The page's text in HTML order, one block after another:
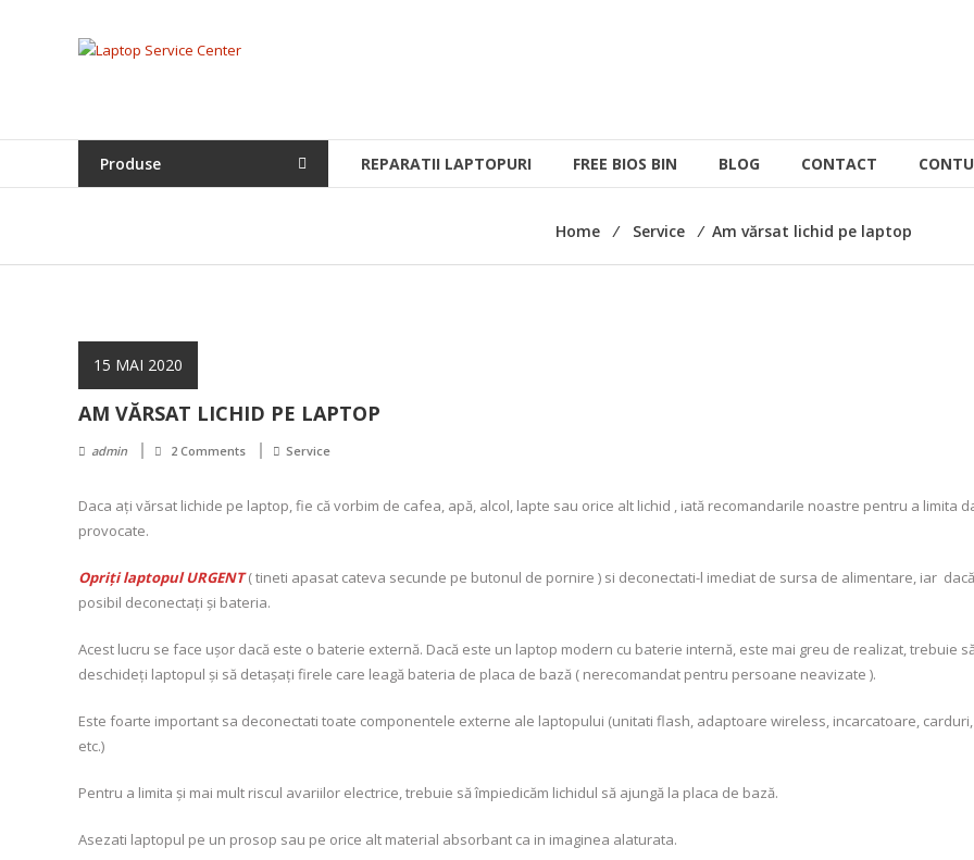
Laptop
Center
Bistrita,
Service
Macbook-
uri
Produse REPARATII LAPTOPURI FREE BIOS BIN BLOG CONTACT
Home ⁄ Service ⁄ Am vărsat lichid pe laptop
15 MAI 2020
AM VĂRSAT LICHID PE LAPTOP
admin 2 Comments Service
Daca ați vărsat lichide pe laptop, fie că vorbim de cafea, apă, alcol, lapte sau orice alt lichid , iată recomandarile noastre pentru a limita
provocate.
Opriți laptopul URGENT( tineti apasat cateva secunde pe butonul de pornire ) si deconectati-l imediat de sursa de alimentare, iar
posibil deconectați și bateria.
Acest lucru se face ușor dacă este o baterie externă. Dacă este un laptop modern cu baterie internă, este mai greu de realizat, trebuie
deschideți laptopul și să detașați firele care leagă bateria de placa de bază ( nerecomandat pentru persoane neavizate ).
Este foarte important sa deconectati toate componentele externe ale laptopului (unitati flash, adaptoare wireless, incarcatoare,
etc.)
Pentru a limita şi mai mult riscul avariilor electrice, trebuie să împiedicăm lichidul să ajungă la placa de bază.
Asezati laptopul pe un prosop sau pe orice alt material absorbant ca in imaginea alaturata.